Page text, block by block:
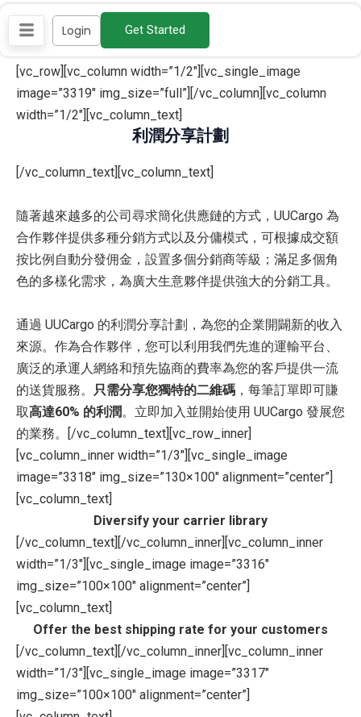
Login Get Started
[vc_row][vc_column width=”1/2″][vc_single_image
image=”3319″ img_size=”full”][/vc_column][vc_column
width=”1/2″][vc_column_text]
利潤分享計劃
[/vc_column_text][vc_column_text]
隨著越來越多的公司尋求簡化供應鏈的方式，UUCargo 為
合作夥伴提供多種分銷方式以及分傭模式，可根據成交額
按比例自動分發佣金，設置多個分銷商等級；滿足多個角
色的多樣化需求，為廣大生意夥伴提供強大的分銷工具。
通過 UUCargo 的利潤分享計劃，為您的企業開闢新的收入
來源。作為合作夥伴，您可以利用我們先進的運輸平台、
廣泛的承運人網絡和預先協商的費率為您的客戶提供一流
的送貨服務。 只需分享您獨特的二維碼 ，每筆訂單即可賺
取高達60% 的利潤。立即加入並開始使用 UUCargo 發展您
的業務。[/vc_column_text][vc_row_inner]
[vc_column_inner width=”1/3″][vc_single_image
image=”3318″ img_size=”130×100″ alignment=”center”]
[vc_column_text]
Diversify your carrier library
[/vc_column_text][/vc_column_inner][vc_column_inner
width=”1/3″][vc_single_image image=”3316″
img_size=”100×100″ alignment=”center”]
[vc_column_text]
Offer the best shipping rate for your customers
[/vc_column_text][/vc_column_inner][vc_column_inner
width=”1/3″][vc_single_image image=”3317″
img_size=”100×100″ alignment=”center”]